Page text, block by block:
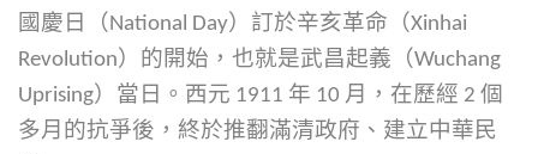
國慶日（National Day）訂於辛亥革命（Xinhai
Revolution）的開始，也就是武昌起義（Wuchang
Uprising）當日。西元 1911 年 10 月，在歷經 2 個
多月的抗爭後，終於推翻滿清政府、建立中華民